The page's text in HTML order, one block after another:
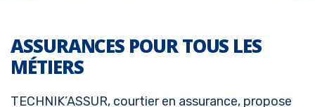
ASSURANCES POUR TOUS LES
MÉTIERS
TECHNIK’ASSUR, courtier en assurance, propose